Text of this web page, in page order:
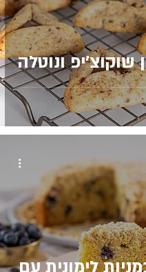
שוקוצ׳יפ ונוטלה